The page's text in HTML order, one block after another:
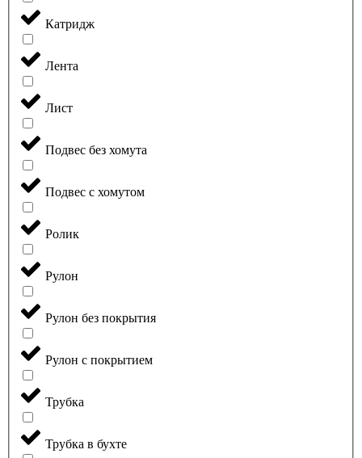
Катридж
Лента
Лист
Подвес без хомута
Подвес с хомутом
Ролик
Рулон
Рулон без покрытия
Рулон с покрытием
Трубка
Трубка в бухте